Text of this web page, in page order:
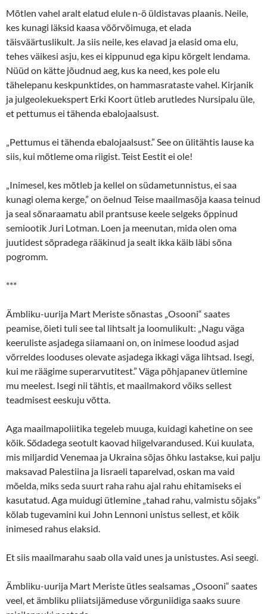
Mõtlen vahel aralt elatud elule n-ö üldistavas plaanis. Neile,
kes kunagi läksid kaasa võõrvõimuga, et elada
täisväärtuslikult. Ja siis neile, kes elavad ja elasid oma elu,
tehes väikesi asju, kes ei kippunud ega kipu kõrgelt lendama.
Nüüd on kätte jõudnud aeg, kus ka need, kes pole elu
tähelepanu keskpunktides, on hammasrataste vahel. Kirjanik
ja julgeolekuekspert Erki Koort ütleb arutledes Nursipalu üle,
et pettumus ei tähenda ebalojaalsust.
„Pettumus ei tähenda ebalojaalsust.” See on ülitähtis lause ka
siis, kui mõtleme oma riigist. Teist Eestit ei ole!
„Inimesel, kes mõtleb ja kellel on südametunnistus, ei saa
kunagi olema kerge,” on öelnud Teise maailmasõja kaasa teinud
ja seal sõnaraamatu abil prantsuse keele selgeks õppinud
semiootik Juri Lotman. Loen ja meenutan, mida olen oma
juutidest sõpradega rääkinud ja sealt ikka käib läbi sõna
pogromm.
***
Ämbliku-uurija Mart Meriste sõnastas „Osooni“ saates
peamise, õieti tuli see tal lihtsalt ja loomulikult: „Nagu väga
keeruliste asjadega siiamaani on, on inimese loodud asjad
võrreldes looduses olevate asjadega ikkagi väga lihtsad. Isegi,
kui me räägime superarvutitest.” Väga põhjapanev ütlemine
mu meelest. Isegi nii tähtis, et maailmakord võiks sellest
teadmisest eeskuju võtta.
Aga maailmapoliitika tegeleb muuga, kuidagi kahetine on see
kõik. Sõdadega seotult kaovad hiigelvarandused. Kui kuulata,
mis miljardid Venemaa ja Ukraina sõjas õhku lastakse, kui palju
maksavad Palestiina ja Iisraeli taparelvad, oskan ma vaid
mõelda, miks seda suurt raha rahu ajal rahu ehitamiseks ei
kasutatud. Aga muidugi ütlemine „tahad rahu, valmistu sõjaks”
kõlab tugevamini kui John Lennoni unistus sellest, et kõik
inimesed rahus elaksid.
Et siis maailmarahu saab olla vaid unes ja unistustes. Asi seegi.
Ämbliku-uurija Mart Meriste ütles sealsamas „Osooni“ saates
veel, et ämbliku pliiatsijämeduse võrguniidiga saaks suure